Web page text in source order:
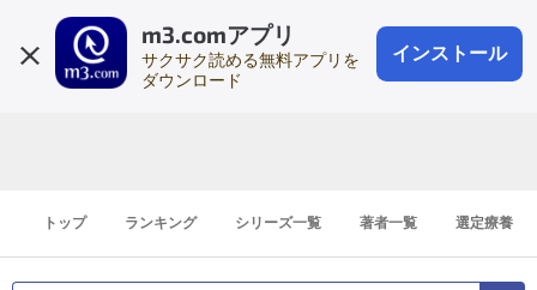
m3.comアプリ
サクサク読める無料アプリを
ダウンロード
インストール
会員登録
登録1分
トップ ランキング シリーズ一覧 著者一覧 選定療養